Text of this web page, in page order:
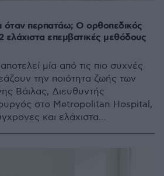
όταν περπατάω; Ο ορθοπεδικός
ελάχιστα επεμβατικές μεθόδους
μία από τις πιο συχνές
την ποιότητα ζωής των
Βάιλας, Διευθυντής
στο Metropolitan Hospital,
και ελάχιστα